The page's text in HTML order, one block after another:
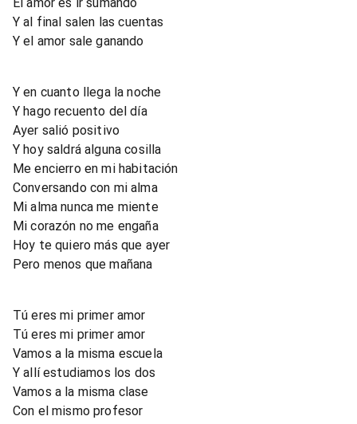
Y al final salen las cuentas
Y el amor sale ganando
Y en cuanto llega la noche
Y hago recuento del día
Ayer salió positivo
Y hoy saldrá alguna cosilla
Me encierro en mi habitación
Conversando con mi alma
Mi alma nunca me miente
Mi corazón no me engaña
Hoy te quiero más que ayer
Pero menos que mañana
Tú eres mi primer amor
Tú eres mi primer amor
Vamos a la misma escuela
Y allí estudiamos los dos
Vamos a la misma clase
Con el mismo profesor